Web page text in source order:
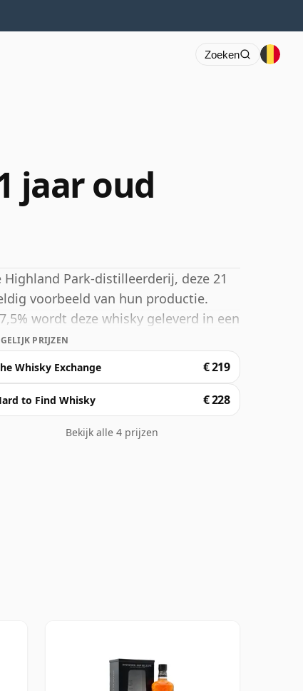
Zoeken
jaar oud
Park-distilleerderij, deze 21
voorbeeld van hun productie.
wordt deze whisky geleverd in een
PRIJZEN
Whisky Exchange € 219
to Find Whisky € 228
Bekijk alle 4 prijzen